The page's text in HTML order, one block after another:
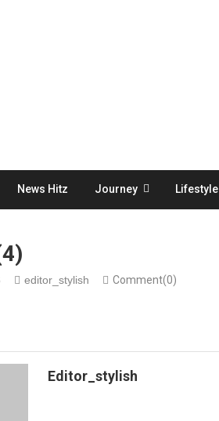
News Hitz Journey Lifestyle
editor_stylish Comment(0)
Editor_stylish